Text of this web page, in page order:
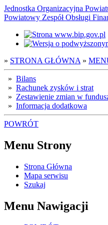
Jednostka Organizacyjna
Powiatowy Zespół Obsługi
» STRONA GŁÓWNA »
» Bilans
» Rachunek zysków i strat
» Zestawienie zmian w
» Informacja dodatkowa
POWRÓT
Menu Strony
Strona Główna
Mapa serwisu
Szukaj
Menu Nawigacji